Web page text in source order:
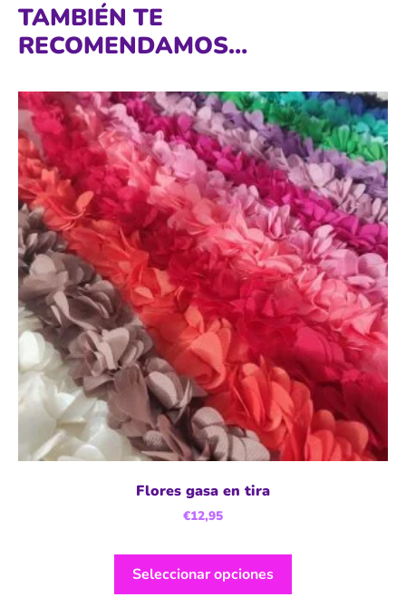
TAMBIÉN TE
RECOMENDAMOS…
Flores gasa en tira
€12,95
Seleccionar opciones